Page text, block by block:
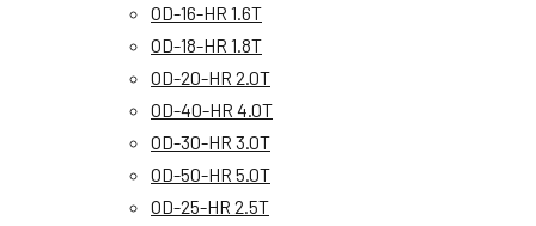
OD-16-HR 1.6T
OD-18-HR 1.8T
OD-20-HR 2.0T
OD-40-HR 4.0T
OD-30-HR 3.0T
OD-50-HR 5.0T
OD-25-HR 2.5T